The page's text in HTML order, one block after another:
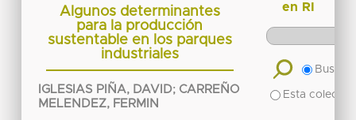
Algunos determinantes
para la producción
sustentable en los parques
industriales
IGLESIAS PIÑA, DAVID; CARREÑO
MELENDEZ, FERMIN
en RI
Buscar
Esta